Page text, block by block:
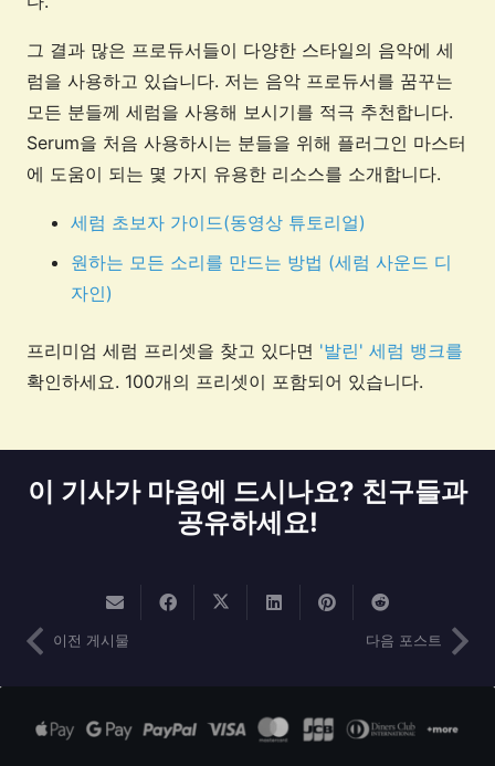
그 결과 많은 프로듀서들이 다양한 스타일의 음악에 세
럼을 사용하고 있습니다. 저는 음악 프로듀서를 꿈꾸는
모든 분들께 세럼을 사용해 보시기를 적극 추천합니다.
Serum을 처음 사용하시는 분들을 위해 플러그인 마스터
에 도움이 되는 몇 가지 유용한 리소스를 소개합니다.
세럼 초보자 가이드(동영상 튜토리얼)
원하는 모든 소리를 만드는 방법 (세럼 사운드 디
자인)
프리미엄 세럼 프리셋을 찾고 있다면 '발린' 세럼 뱅크를
확인하세요. 100개의 프리셋이 포함되어 있습니다.
이 기사가 마음에 드시나요? 친구들과
공유하세요!
이전 게시물 다음 포스트